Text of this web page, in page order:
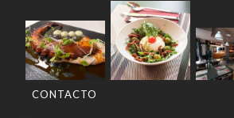
CONTACTO